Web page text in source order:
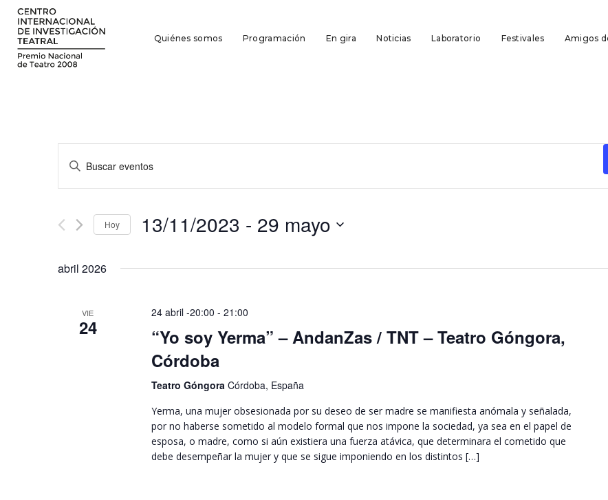
Quiénes somos Programación En gira Noticias Laboratorio Festivales Amigos
Navegación
y
de
Introduce
palabra
Busca
Eventos
la
Hoy 13/11/2023 - 29 mayo
abril 2026
VIE
24
24 abril -20:00 - 21:00
“Yo soy Yerma” – AndanZas / TNT – Teatro Góngora,
Córdoba
Teatro Góngora Córdoba, España
Yerma, una mujer obsesionada por su deseo de ser madre se manifiesta anómala y señalada,
por no haberse sometido al modelo formal que nos impone la sociedad, ya sea en el papel de
esposa, o madre, como si aún existiera una fuerza atávica, que determinara el cometido que
debe desempeñar la mujer y que se sigue imponiendo en los distintos […]